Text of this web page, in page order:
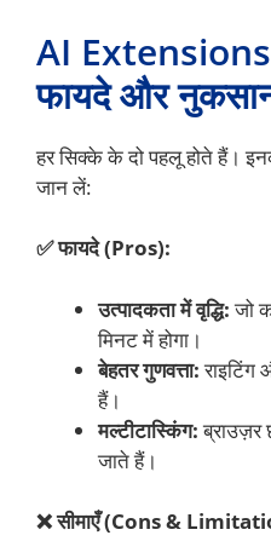
AI
फायदे और
हर सिक्के के दो पहलू होते हैं।
जान लें:
✅ फायदे (Pros):
उत्पादकता में वृद्धि:जो
मिनट में होगा।
बेहतर गुणवत्ता:राइटिंग
हैं।
मल्टीटास्किंग:ब्राउज़र
जाते हैं।
❌ सीमाएँ (Cons &